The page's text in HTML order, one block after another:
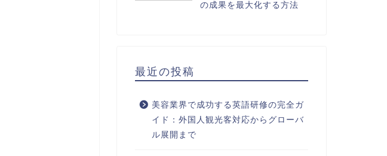
の成果を最大化する方法
最近の投稿
美容業界で成功する英語研修の完全ガ
イド：外国人観光客対応からグローバ
ル展開まで